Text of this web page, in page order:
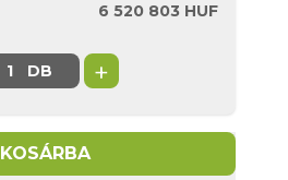
6 520 803 HUF
DB +
KOSÁRBA